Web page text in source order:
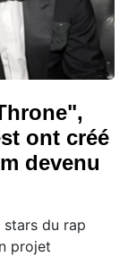
ont créé
devenu
stars du rap
projet